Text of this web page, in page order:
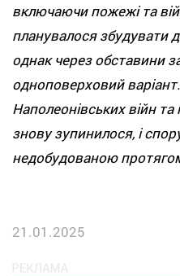
включаючи пожежі та
планувалося збудувати
однак через обставини
одноповерховий
Наполеонівських війн та
знову зупинилося, і
недобудованою
21.01.2025